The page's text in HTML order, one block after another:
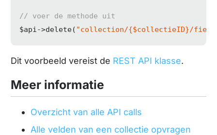
// voer de methode uit
$api->delete( "collection/{$collectieID}/
Dit voorbeeld vereist de REST API klasse.
Meer informatie
Overzicht van alle API calls
Alle velden van een collectie opvragen